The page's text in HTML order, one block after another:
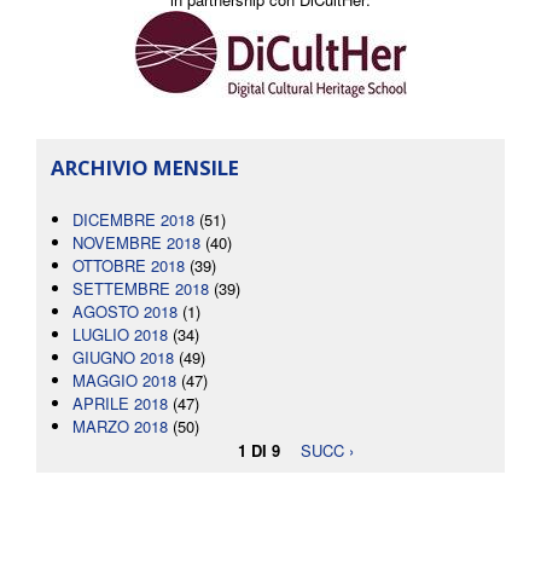
ARCHIVIO MENSILE
DICEMBRE 2018 (51)
NOVEMBRE 2018 (40)
OTTOBRE 2018 (39)
SETTEMBRE 2018 (39)
AGOSTO 2018 (1)
LUGLIO 2018 (34)
GIUGNO 2018 (49)
MAGGIO 2018 (47)
APRILE 2018 (47)
MARZO 2018 (50)
1 DI 9
SUCC ›